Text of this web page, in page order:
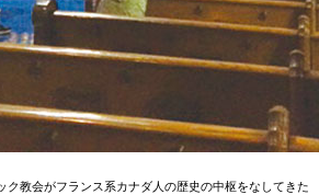
ク教会がフランス系カナダ人の歴史の中枢をなしてきた